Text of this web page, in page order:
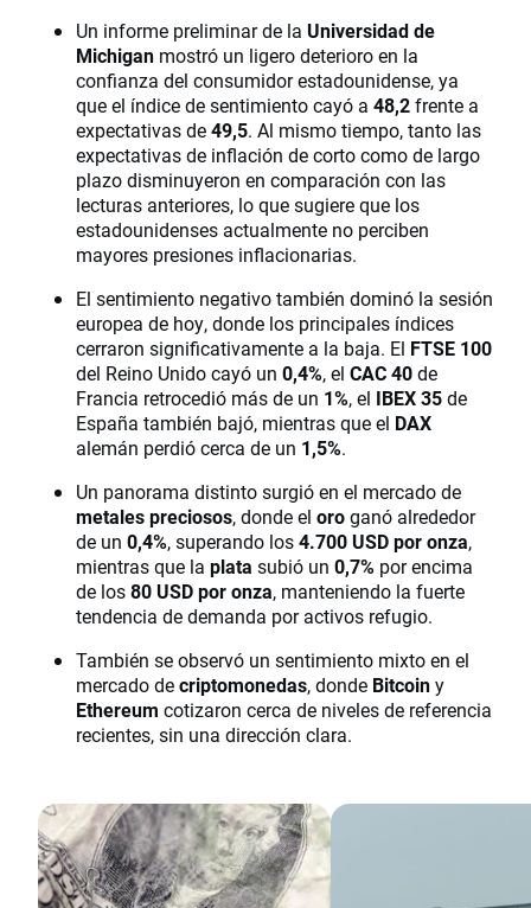
Un informe preliminar de la Universidad de
Michigan mostró un ligero deterioro en la
confianza del consumidor estadounidense, ya
que el índice de sentimiento cayó a 48,2frente a
expectativas de49,5. Al mismo tiempo, tanto las
expectativas de inflación de corto como de largo
plazo disminuyeron en comparación con las
lecturas anteriores, lo que sugiere que los
estadounidenses actualmente no perciben
mayores presiones inflacionarias.
El sentimiento negativo también dominó la sesión
europea de hoy, donde los principales índices
cerraron significativamente a la baja. El FTSE 100
del Reino Unido cayó un 0,4%, el CAC 40de
Francia retrocedió más de un 1%, el IBEX 35de
España también bajó, mientras que el DAX
alemán perdió cerca de un 1,5%.
Un panorama distinto surgió en el mercado de
metales preciosos, donde el oroganó alrededor
de un 0,4%, superando los4.700 USD por onza,
mientras que la plata subió un 0,7% por encima
de los80 USD por onza, manteniendo la fuerte
tendencia de demanda por activos refugio.
También se observó un sentimiento mixto en el
mercado decriptomonedas, donde Bitcoiny
Ethereum cotizaron cerca de niveles de referencia
recientes, sin una dirección clara.